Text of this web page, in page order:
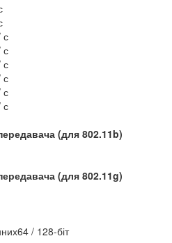
с
с
с
с
с
с
(для 802.11b)
(для 802.11g)
/ 128-біт